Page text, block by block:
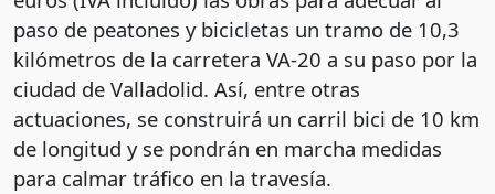
paso de peatones y bicicletas un tramo de 10,3
kilómetros de la carretera VA-20 a su paso por la
ciudad de Valladolid. Así, entre otras
actuaciones, se construirá un carril bici de 10 km
de longitud y se pondrán en marcha medidas
para calmar tráfico en la travesía.